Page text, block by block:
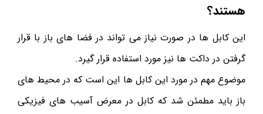
هستند؟
این کابل ها در صورت نیاز می تواند در فضا های باز با قرار
گرفتن در داکت ها نیز مورد استفاده قرار گیرد.
موضوع مهم در مورد این کابل ها این است که در محیط های
باز باید مطمئن شد که کابل در معرض آسیب های فیزیکی